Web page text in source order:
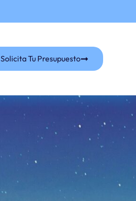
Solicita Tu Presupuesto